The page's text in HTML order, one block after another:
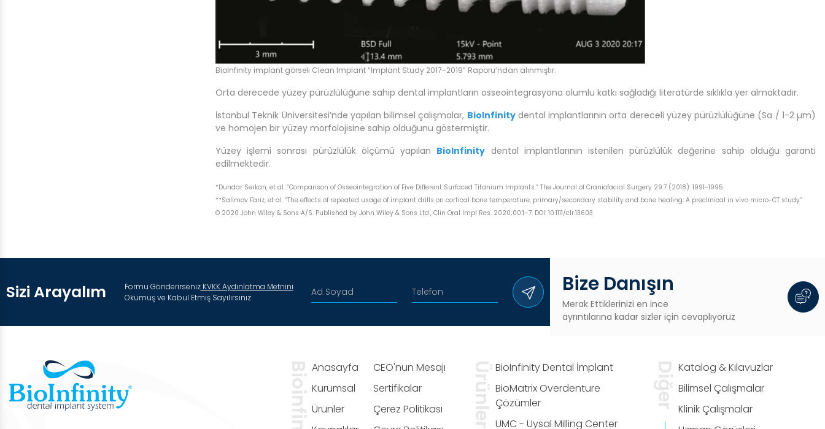
BioInfinity implant görseli Clean Implant “Implant Study 2017-2019” Raporu’ndan alınmıştır.
Orta derecede yüzey pürüzlülüğüne sahip dental implantların osseointegrasyona olumlu katkı sağladığı literatürde sıklıkla yer almaktadır.
İstanbul Teknik Üniversitesi’nde yapılan bilimsel çalışmalar, BioInfinitydental implantlarının orta dereceli yüzey pürüzlülüğüne (Sa / 1-2 µm)
ve homojen bir yüzey morfolojisine sahip olduğunu göstermiştir.
Yüzey işlemi sonrası pürüzlülük ölçümü yapılan BioInfinity dental implantlarının istenilen pürüzlülük değerine sahip olduğu garanti
edilmektedir.
*Dundar Serkan, et al. “Comparison of Osseointegration of Five Different Surfaced Titanium Implants.” The Journal of Craniofacial Surgery 29.7 (2018): 1991-1995.
**Salimov Fariz, et al. “The effects of repeated usage of implant drills on cortical bone temperature, primary/secondary stability and bone healing: A preclinical in vivo micro-CT study”
© 2020 John Wiley & Sons A/S. Published by John Wiley & Sons Ltd., Clin Oral Impl Res. 2020;00:1–7. DOI: 10.1111/clr.13603
Sizi Arayalım Formu GönderirsenizKVKK Aydınlatma Metnini
Okumuş ve Kabul Etmiş Sayılırsınız
Bize Danışın
Merak Ettiklerinizi en ince
ayrıntılarına kadar sizler için cevaplıyoruz
Anasayfa
Kurumsal
Ürünler
CEO'nun Mesajı
Sertifikalar
Çerez Politikası
BioInfinity Dental İmplant
BioMatrix Overdenture
Çözümler
UMC - Uysal Milling Center
Katalog & Kılavuzlar
Bilimsel Çalışmalar
Klinik Çalışmalar